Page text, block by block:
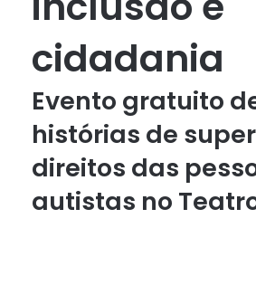
cidadania
Evento gratuito
histórias de
direitos das
autistas no